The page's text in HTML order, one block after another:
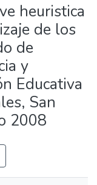
heuristica
de los
de
y
Educativa
San
2008